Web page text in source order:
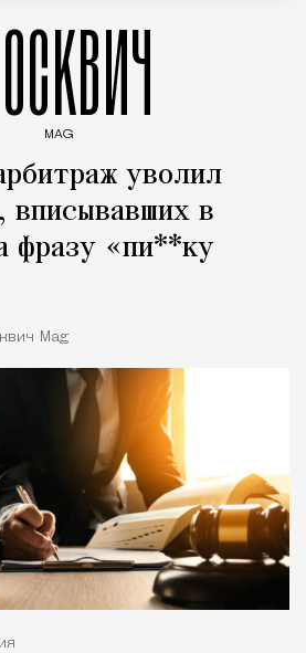
MAG
уволил
вписывавших в
фразу «пи**ку
Mag